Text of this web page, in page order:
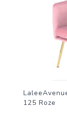
125 Roze